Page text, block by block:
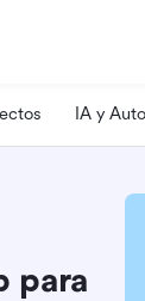
IA y
para